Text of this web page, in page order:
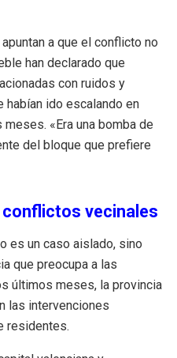
a que el conflicto no
han declarado que
con ruidos y
habían ido escalando en
«Era una bomba de
del bloque que prefiere
conflictos vecinales
es un caso aislado, sino
que preocupa a las
últimos meses, la provincia
las intervenciones
residentes.